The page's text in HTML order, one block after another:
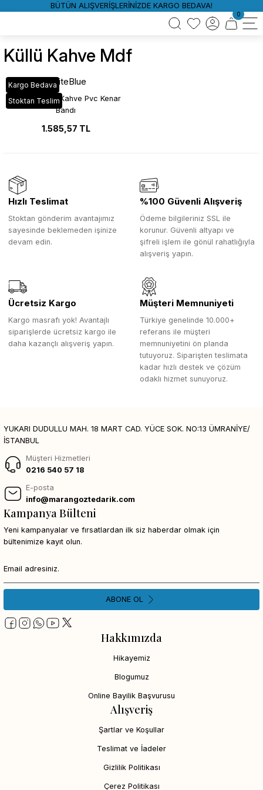
BÜTÜN ALIŞVERİŞLERİNİZDE KARGO BEDAVA!
0
Küllü Kahve Mdf
Kargo Bedava
Stoktan Teslim
WhiteBlue
YT_29D Küllü Kahve Pvc Kenar
Bandı
1.585,57 TL
Hızlı Teslimat
Stoktan gönderim avantajımız
sayesinde beklemeden işinize
devam edin.
%100 Güvenli Alışveriş
Ödeme bilgileriniz SSL ile
korunur. Güvenli altyapı ve
şifreli işlem ile gönül rahatlığıyla
alışveriş yapın.
Ücretsiz Kargo
Kargo masrafı yok! Avantajlı
siparişlerde ücretsiz kargo ile
daha kazançlı alışveriş yapın.
Müşteri Memnuniyeti
Türkiye genelinde 10.000+
referans ile müşteri
memnuniyetini ön planda
tutuyoruz. Siparişten teslimata
kadar hızlı destek ve çözüm
odaklı hizmet sunuyoruz.
YUKARI DUDULLU MAH. 18 MART CAD. YÜCE SOK. NO:13 ÜMRANİYE/
İSTANBUL
Müşteri Hizmetleri
0216 540 57 18
E-posta
info@marangoztedarik.com
Hakkımızda
Hikayemiz
Blogumuz
Online Bayilik Başvurusu
Alışveriş
Şartlar ve Koşullar
Teslimat ve İadeler
Gizlilik Politikası
Çerez Politikası
Kampanya Bülteni
Yeni kampanyalar ve fırsatlardan ilk siz haberdar olmak için
bültenimize kayıt olun.
ABONE OL